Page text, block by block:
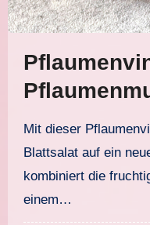
Mit dieser Pflaumenvinaigrette kannst du deinen
Blattsalat auf ein
kombiniert die
einem…